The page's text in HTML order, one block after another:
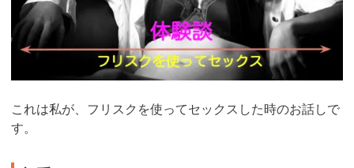
これは私が、フリスクを使ってセックスした時のお話しで
す。